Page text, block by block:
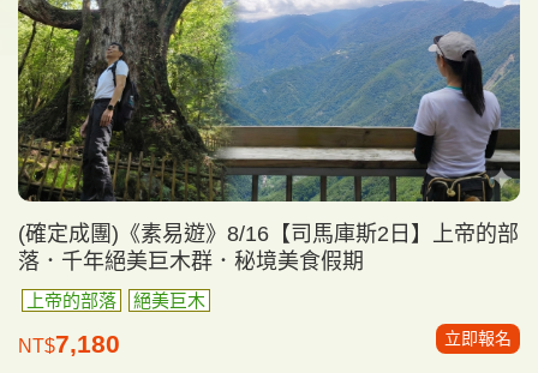
(確定成團)《素易遊》8/16【司馬庫斯2日】上帝的部
落．千年絕美巨木群．秘境美食假期
上帝的部落 絕美巨木
NT$7,180 立即報名